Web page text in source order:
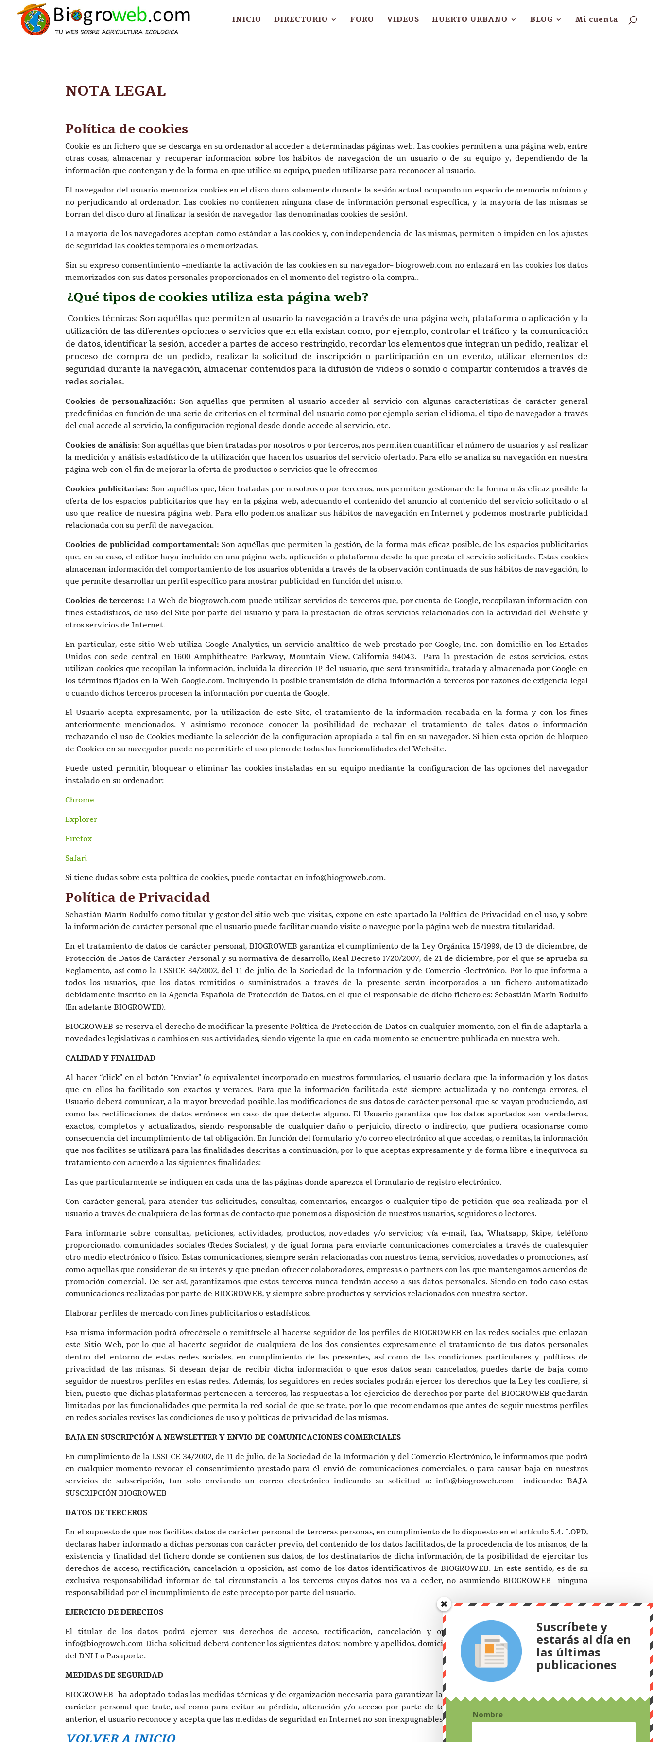
INICIO DIRECTORIO FORO VIDEOS HUERTO URBANO BLOG Mi cuenta
NOTA LEGAL
Política de cookies
Cookie es un fichero que se descarga en su ordenador al acceder a determinadas páginas web. Las cookies permiten a una página web, entre
otras cosas, almacenar y recuperar información sobre los hábitos de navegación de un usuario o de su equipo y, dependiendo de la
información que contengan y de la forma en que utilice su equipo, pueden utilizarse para reconocer al usuario.
El navegador del usuario memoriza cookies en el disco duro solamente durante la sesión actual ocupando un espacio de memoria mínimo y
no perjudicando al ordenador. Las cookies no contienen ninguna clase de información personal específica, y la mayoría de las mismas se
borran del disco duro al finalizar la sesión de navegador (las denominadas cookies de sesión).
La mayoría de los navegadores aceptan como estándar a las cookies y, con independencia de las mismas, permiten o impiden en los ajustes
de seguridad las cookies temporales o memorizadas.
Sin su expreso consentimiento –mediante la activación de las cookies en su navegador– biogroweb.com no enlazará en las cookies los datos
memorizados con sus datos personales proporcionados en el momento del registro o la compra..
¿Qué tipos de cookies utiliza esta página web?
Cookies técnicas: Son aquéllas que permiten al usuario la navegación a través de una página web, plataforma o aplicación y la
utilización de las diferentes opciones o servicios que en ella existan como, por ejemplo, controlar el tráfico y la comunicación
de datos, identificar la sesión, acceder a partes de acceso restringido, recordar los elementos que integran un pedido, realizar el
proceso de compra de un pedido, realizar la solicitud de inscripción o participación en un evento, utilizar elementos de
seguridad durante la navegación, almacenar contenidos para la difusión de videos o sonido o compartir contenidos a través de
redes sociales.
Cookies de personalización: Son aquéllas que permiten al usuario acceder al servicio con algunas características de carácter general
predefinidas en función de una serie de criterios en el terminal del usuario como por ejemplo serian el idioma, el tipo de navegador a través
del cual accede al servicio, la configuración regional desde donde accede al servicio, etc.
Cookies de análisis: Son aquéllas que bien tratadas por nosotros o por terceros, nos permiten cuantificar el número de usuarios y así realizar
la medición y análisis estadístico de la utilización que hacen los usuarios del servicio ofertado. Para ello se analiza su navegación en nuestra
página web con el fin de mejorar la oferta de productos o servicios que le ofrecemos.
Cookies publicitarias: Son aquéllas que, bien tratadas por nosotros o por terceros, nos permiten gestionar de la forma más eficaz posible la
oferta de los espacios publicitarios que hay en la página web, adecuando el contenido del anuncio al contenido del servicio solicitado o al
uso que realice de nuestra página web. Para ello podemos analizar sus hábitos de navegación en Internet y podemos mostrarle publicidad
relacionada con su perfil de navegación.
Cookies de publicidad comportamental: Son aquéllas que permiten la gestión, de la forma más eficaz posible, de los espacios publicitarios
que, en su caso, el editor haya incluido en una página web, aplicación o plataforma desde la que presta el servicio solicitado. Estas cookies
almacenan información del comportamiento de los usuarios obtenida a través de la observación continuada de sus hábitos de navegación, lo
que permite desarrollar un perfil específico para mostrar publicidad en función del mismo.
Cookies de terceros: La Web de biogroweb.com puede utilizar servicios de terceros que, por cuenta de Google, recopilaran información con
fines estadísticos, de uso del Site por parte del usuario y para la prestacion de otros servicios relacionados con la actividad del Website y
otros servicios de Internet.
En particular, este sitio Web utiliza Google Analytics, un servicio analítico de web prestado por Google, Inc. con domicilio en los Estados
Unidos con sede central en 1600 Amphitheatre Parkway, Mountain View, California 94043. Para la prestación de estos servicios, estos
utilizan cookies que recopilan la información, incluida la dirección IP del usuario, que será transmitida, tratada y almacenada por Google en
los términos fijados en la Web Google.com. Incluyendo la posible transmisión de dicha información a terceros por razones de exigencia legal
o cuando dichos terceros procesen la información por cuenta de Google.
El Usuario acepta expresamente, por la utilización de este Site, el tratamiento de la información recabada en la forma y con los fines
anteriormente mencionados. Y asimismo reconoce conocer la posibilidad de rechazar el tratamiento de tales datos o información
rechazando el uso de Cookies mediante la selección de la configuración apropiada a tal fin en su navegador. Si bien esta opción de bloqueo
de Cookies en su navegador puede no permitirle el uso pleno de todas las funcionalidades del Website.
Puede usted permitir, bloquear o eliminar las cookies instaladas en su equipo mediante la configuración de las opciones del navegador
instalado en su ordenador:
Chrome
Explorer
Firefox
Safari
Si tiene dudas sobre esta política de cookies, puede contactar en info@biogroweb.com.
Política de Privacidad
Sebastián Marín Rodulfo como titular y gestor del sitio web que visitas, expone en este apartado la Política de Privacidad en el uso, y sobre
la información de carácter personal que el usuario puede facilitar cuando visite o navegue por la página web de nuestra titularidad.
En el tratamiento de datos de carácter personal, BIOGROWEB garantiza el cumplimiento de la Ley Orgánica 15/1999, de 13 de diciembre, de
Protección de Datos de Carácter Personal y su normativa de desarrollo, Real Decreto 1720/2007, de 21 de diciembre, por el que se aprueba su
Reglamento, así como la LSSICE 34/2002, del 11 de julio, de la Sociedad de la Información y de Comercio Electrónico. Por lo que informa a
todos los usuarios, que los datos remitidos o suministrados a través de la presente serán incorporados a un fichero automatizado
debidamente inscrito en la Agencia Española de Protección de Datos, en el que el responsable de dicho fichero es: Sebastián Marín Rodulfo
(En adelante BIOGROWEB).
BIOGROWEB se reserva el derecho de modificar la presente Política de Protección de Datos en cualquier momento, con el fin de adaptarla a
novedades legislativas o cambios en sus actividades, siendo vigente la que en cada momento se encuentre publicada en nuestra web.
CALIDAD Y FINALIDAD
Al hacer “click” en el botón “Enviar” (o equivalente) incorporado en nuestros formularios, el usuario declara que la información y los datos
que en ellos ha facilitado son exactos y veraces. Para que la información facilitada esté siempre actualizada y no contenga errores, el
Usuario deberá comunicar, a la mayor brevedad posible, las modificaciones de sus datos de carácter personal que se vayan produciendo, así
como las rectificaciones de datos erróneos en caso de que detecte alguno. El Usuario garantiza que los datos aportados son verdaderos,
exactos, completos y actualizados, siendo responsable de cualquier daño o perjuicio, directo o indirecto, que pudiera ocasionarse como
consecuencia del incumplimiento de tal obligación. En función del formulario y/o correo electrónico al que accedas, o remitas, la información
que nos facilites se utilizará para las finalidades descritas a continuación, por lo que aceptas expresamente y de forma libre e inequívoca su
tratamiento con acuerdo a las siguientes finalidades:
Las que particularmente se indiquen en cada una de las páginas donde aparezca el formulario de registro electrónico.
Con carácter general, para atender tus solicitudes, consultas, comentarios, encargos o cualquier tipo de petición que sea realizada por el
usuario a través de cualquiera de las formas de contacto que ponemos a disposición de nuestros usuarios, seguidores o lectores.
Para informarte sobre consultas, peticiones, actividades, productos, novedades y/o servicios; vía e-mail, fax, Whatsapp, Skipe, teléfono
proporcionado, comunidades sociales (Redes Sociales), y de igual forma para enviarle comunicaciones comerciales a través de cualesquier
otro medio electrónico o físico. Estas comunicaciones, siempre serán relacionadas con nuestros tema, servicios, novedades o promociones, así
como aquellas que considerar de su interés y que puedan ofrecer colaboradores, empresas o partners con los que mantengamos acuerdos de
promoción comercial. De ser así, garantizamos que estos terceros nunca tendrán acceso a sus datos personales. Siendo en todo caso estas
comunicaciones realizadas por parte de BIOGROWEB, y siempre sobre productos y servicios relacionados con nuestro sector.
Elaborar perfiles de mercado con fines publicitarios o estadísticos.
Esa misma información podrá ofrecérsele o remitírsele al hacerse seguidor de los perfiles de BIOGROWEB en las redes sociales que enlazan
este Sitio Web, por lo que al hacerte seguidor de cualquiera de los dos consientes expresamente el tratamiento de tus datos personales
dentro del entorno de estas redes sociales, en cumplimiento de las presentes, así como de las condiciones particulares y políticas de
privacidad de las mismas. Si desean dejar de recibir dicha información o que esos datos sean cancelados, puedes darte de baja como
seguidor de nuestros perfiles en estas redes. Además, los seguidores en redes sociales podrán ejercer los derechos que la Ley les confiere, si
bien, puesto que dichas plataformas pertenecen a terceros, las respuestas a los ejercicios de derechos por parte del BIOGROWEB quedarán
limitadas por las funcionalidades que permita la red social de que se trate, por lo que recomendamos que antes de seguir nuestros perfiles
en redes sociales revises las condiciones de uso y políticas de privacidad de las mismas.
BAJA EN SUSCRIPCIÓN A NEWSLETTER Y ENVIO DE COMUNICACIONES COMERCIALES
En cumplimiento de la LSSI-CE 34/2002, de 11 de julio, de la Sociedad de la Información y del Comercio Electrónico, le informamos que podrá
en cualquier momento revocar el consentimiento prestado para él envió de comunicaciones comerciales, o para causar baja en nuestros
servicios de subscripción, tan solo enviando un correo electrónico indicando su solicitud a: info@biogroweb.com indicando: BAJA
SUSCRIPCIÓN BIOGROWEB
DATOS DE TERCEROS
En el supuesto de que nos facilites datos de carácter personal de terceras personas, en cumplimiento de lo dispuesto en el artículo 5.4. LOPD,
declaras haber informado a dichas personas con carácter previo, del contenido de los datos facilitados, de la procedencia de los mismos, de la
existencia y finalidad del fichero donde se contienen sus datos, de los destinatarios de dicha información, de la posibilidad de ejercitar los
derechos de acceso, rectificación, cancelación u oposición, así como de los datos identificativos de BIOGROWEB. En este sentido, es de su
exclusiva responsabilidad informar de tal circunstancia a los terceros cuyos datos nos va a ceder, no asumiendo BIOGROWEB ninguna
responsabilidad por el incumplimiento de este precepto por parte del usuario.
EJERCICIO DE DERECHOS
El titular de los datos podrá ejercer sus derechos de acceso, rectificación, cancelación y oposición dirigiéndose a BIOGROWEB:
info@biogroweb.com Dicha solicitud deberá contener los siguientes datos: nombre y apellidos, domicilio a efecto de notificaciones, fotocopia
del DNI I o Pasaporte.
MEDIDAS DE SEGURIDAD
BIOGROWEB ha adoptado todas las medidas técnicas y de organización necesaria para garantizar la seguridad e integridad de los datos de
carácter personal que trate, así como para evitar su pérdida, alteración y/o acceso por parte de terceros no autorizados. No obstante lo
anterior, el usuario reconoce y acepta que las medidas de seguridad en Internet no son inexpugnables.
VOLVER A INICIO
Suscríbete y
estarás al día en
las últimas
publicaciones
Nombre